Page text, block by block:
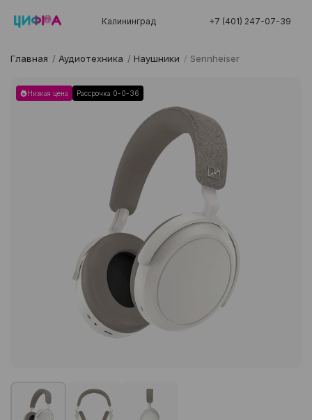
Калининград +7 (401) 247-07-39
Главная / Аудиотехника / Наушники / Sennheiser
Низкая цена Рассрочка 0-0-36